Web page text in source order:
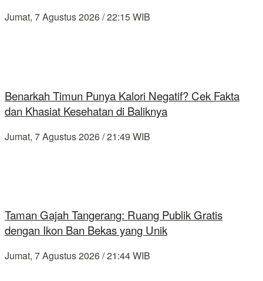
Jumat, 7 Agustus 2026 / 22:15 WIB
Benarkah Timun Punya Kalori Negatif? Cek Fakta
dan Khasiat Kesehatan di Baliknya
Jumat, 7 Agustus 2026 / 21:49 WIB
Taman Gajah Tangerang: Ruang Publik Gratis
dengan Ikon Ban Bekas yang Unik
Jumat, 7 Agustus 2026 / 21:44 WIB